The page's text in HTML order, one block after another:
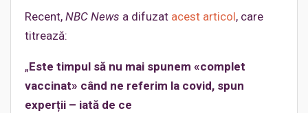
Recent, NBC News a difuzat acest articol, care
titrează:
„Este timpul să nu mai spunem «complet
vaccinat» când ne referim la covid, spun
experții – iată de ce